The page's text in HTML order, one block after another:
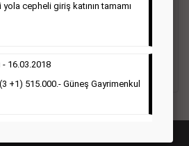
ilanları genellikle kurumsal firmalar
Eğitim, Otomotiv sektörleri başta
sektörler bu ilan türünü tercih
cepheli giriş katının tamamı
- 16.03.2018
+1) 515.000.- Güneş Gayrimenkul